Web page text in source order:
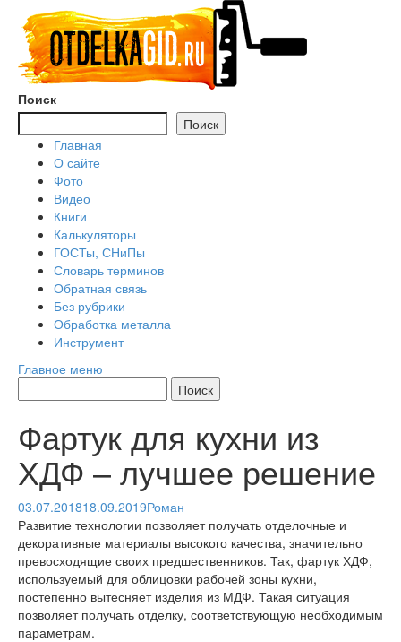
Перейти
содержимому
Поиск
Поиск
Главная
О сайте
Фото
Видео
Книги
Калькуляторы
ГОСТы, СНиПы
Словарь терминов
Обратная связь
Без рубрики
Обработка металла
Инструмент
Главное меню
Фартук для кухни из
ХДФ – лучшее решение
03.07.201818.09.2019Роман
Развитие технологии позволяет получать отделочные и
декоративные материалы высокого качества, значительно
превосходящие своих предшественников. Так, фартук ХДФ,
используемый для облицовки рабочей зоны кухни,
постепенно вытесняет изделия из МДФ. Такая ситуация
позволяет получать отделку, соответствующую необходимым
параметрам.